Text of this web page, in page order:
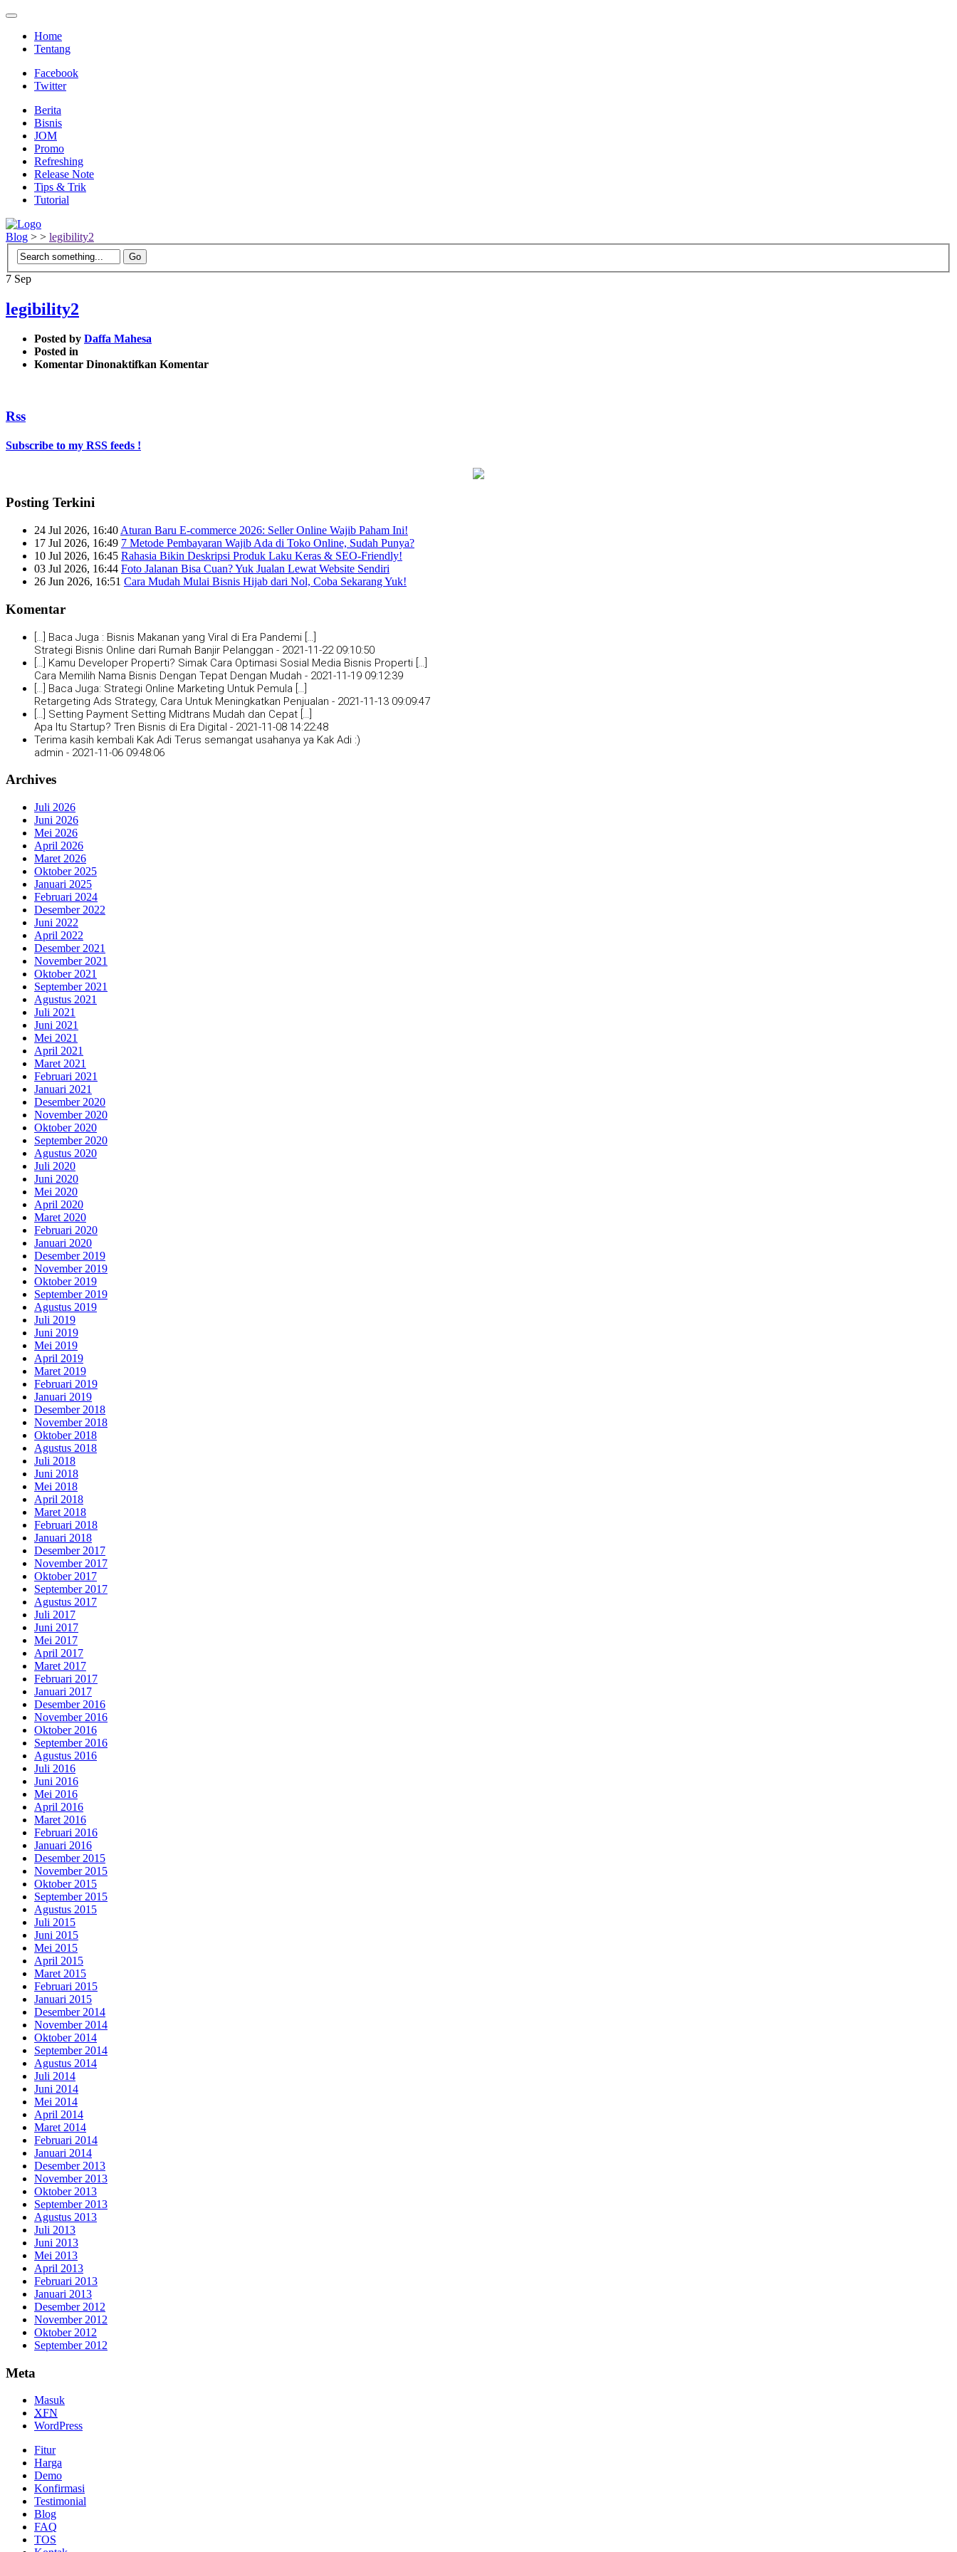
Home
Tentang
Facebook
Twitter
Berita
Bisnis
JOM
Promo
Refreshing
Release Note
Tips & Trik
Tutorial
Blog > > legibility2
7 Sep
legibility2
Posted by Daffa Mahesa
Posted in
Komentar Dinonaktifkan pada
Komentar
Rss
Subscribe to my RSS feeds !
Posting Terkini
24 Jul 2026, 16:40 Aturan Baru E-commerce 2026: Seller Online Wajib Paham Ini!
17 Jul 2026, 16:49 7 Metode Pembayaran Wajib Ada di Toko Online, Sudah Punya?
10 Jul 2026, 16:45 Rahasia Bikin Deskripsi Produk Laku Keras & SEO-Friendly!
03 Jul 2026, 16:44 Foto Jalanan Bisa Cuan? Yuk Jualan Lewat Website Sendiri
26 Jun 2026, 16:51 Cara Mudah Mulai Bisnis Hijab dari Nol, Coba Sekarang Yuk!
Komentar
[…] Baca Juga : Bisnis Makanan yang Viral di Era Pandemi […]
Strategi Bisnis Online dari Rumah Banjir Pelanggan - 2021-11-22 09:10:50
[…] Kamu Developer Properti? Simak Cara Optimasi Sosial Media Bisnis Properti […]
Cara Memilih Nama Bisnis Dengan Tepat Dengan Mudah - 2021-11-19 09:12:39
[…] Baca Juga: Strategi Online Marketing Untuk Pemula […]
Retargeting Ads Strategy, Cara Untuk Meningkatkan Penjualan - 2021-11-13 09:09:47
[…] Setting Payment Setting Midtrans Mudah dan Cepat […]
Apa Itu Startup? Tren Bisnis di Era Digital - 2021-11-08 14:22:48
Terima kasih kembali Kak Adi Terus semangat usahanya ya Kak Adi :)
admin - 2021-11-06 09:48:06
Archives
Juli 2026
Juni 2026
Mei 2026
April 2026
Maret 2026
Oktober 2025
Januari 2025
Februari 2024
Desember 2022
Juni 2022
April 2022
Desember 2021
November 2021
Oktober 2021
September 2021
Agustus 2021
Juli 2021
Juni 2021
Mei 2021
April 2021
Maret 2021
Februari 2021
Januari 2021
Desember 2020
November 2020
Oktober 2020
September 2020
Agustus 2020
Juli 2020
Juni 2020
Mei 2020
April 2020
Maret 2020
Februari 2020
Januari 2020
Desember 2019
November 2019
Oktober 2019
September 2019
Agustus 2019
Juli 2019
Juni 2019
Mei 2019
April 2019
Maret 2019
Februari 2019
Januari 2019
Desember 2018
November 2018
Oktober 2018
Agustus 2018
Juli 2018
Juni 2018
Mei 2018
April 2018
Maret 2018
Februari 2018
Januari 2018
Desember 2017
November 2017
Oktober 2017
September 2017
Agustus 2017
Juli 2017
Juni 2017
Mei 2017
April 2017
Maret 2017
Februari 2017
Januari 2017
Desember 2016
November 2016
Oktober 2016
September 2016
Agustus 2016
Juli 2016
Juni 2016
Mei 2016
April 2016
Maret 2016
Februari 2016
Januari 2016
Desember 2015
November 2015
Oktober 2015
September 2015
Agustus 2015
Juli 2015
Juni 2015
Mei 2015
April 2015
Maret 2015
Februari 2015
Januari 2015
Desember 2014
November 2014
Oktober 2014
September 2014
Agustus 2014
Juli 2014
Juni 2014
Mei 2014
April 2014
Maret 2014
Februari 2014
Januari 2014
Desember 2013
November 2013
Oktober 2013
September 2013
Agustus 2013
Juli 2013
Juni 2013
Mei 2013
April 2013
Februari 2013
Januari 2013
Desember 2012
November 2012
Oktober 2012
September 2012
Meta
Masuk
XFN
WordPress
Fitur
Harga
Demo
Konfirmasi
Testimonial
Blog
FAQ
TOS